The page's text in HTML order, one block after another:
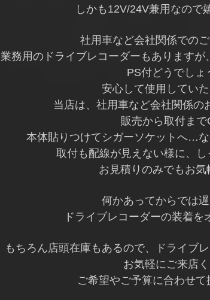
しかも12V/24V兼用なの
社用車など会社関係での
業務用のドライブレコーダーもあります
PS付どうでしょ
安心して使用してい
当店は、社用車など会社関係の
販売から取付まで
本体貼りつけてシガーソケットへ…な
取付も配線が見えない様に、
お見積りのみでもお気
何かあってからでは
ドライブレコーダーの装着を
もちろん店頭在庫もあるので、ドライブ
お気軽にご来店
ご希望やご予算に合わせて